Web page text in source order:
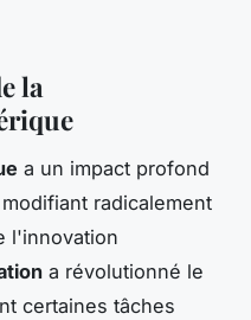
la
a un impact profond
radicalement
l'innovation
a révolutionné le
certaines tâches